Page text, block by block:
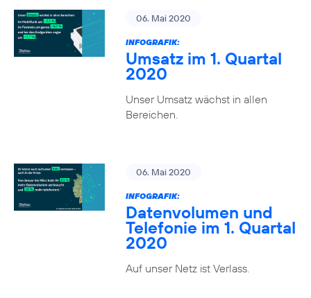
06. Mai 2020
INFOGRAFIK:
Umsatz im 1. Quartal
2020
Unser Umsatz wächst in allen
Bereichen.
06. Mai 2020
INFOGRAFIK:
Datenvolumen und
Telefonie im 1. Quartal
2020
Auf unser Netz ist Verlass.